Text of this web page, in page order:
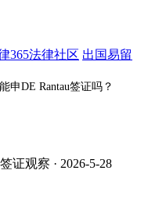
365法律社区 出国易留
申DE Rantau签证吗？
签证观察 · 2026-5-28